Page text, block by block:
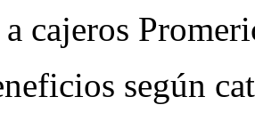
cajeros
según